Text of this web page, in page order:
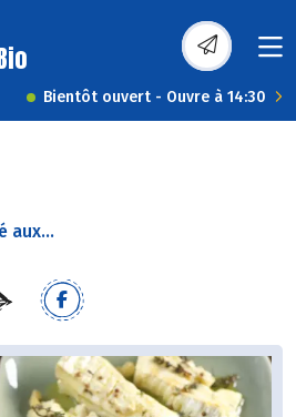
Bientôt ouvert - Ouvre à 14:30
aux...